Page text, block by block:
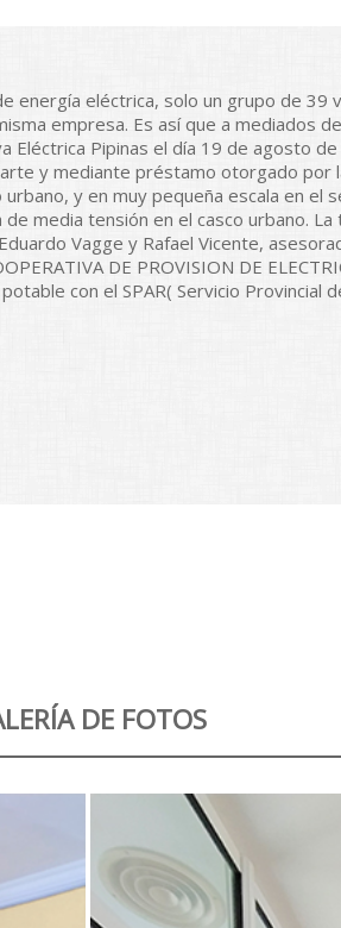
energía eléctrica, solo un grupo de
empresa. Es así que a mediados
Pipinas el día 19 de agosto
y mediante préstamo otorgado
y en muy pequeña escala en el
media tensión en el casco urbano.
Vagge y Rafael Vicente,
DE PROVISION DE
con el SPAR( Servicio Provincial
DE FOTOS